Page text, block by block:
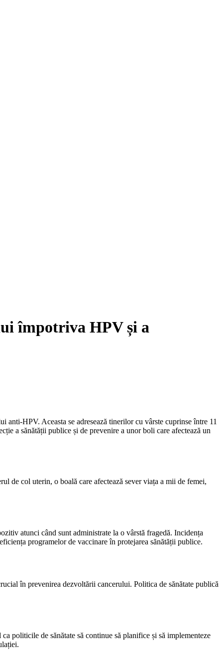
împotriva HPV și a
HPV. Aceasta se adresează tinerilor cu vârste cuprinse între 11
a sănătății publice și de prevenire a unor boli care afectează un
de col uterin, o boală care afectează sever viața a mii de femei,
atunci când sunt administrate la o vârstă fragedă. Incidența
programelor de vaccinare în protejarea sănătății publice.
în prevenirea dezvoltării cancerului. Politica de sănătate publică
politicile de sănătate să continue să planifice și să implementeze